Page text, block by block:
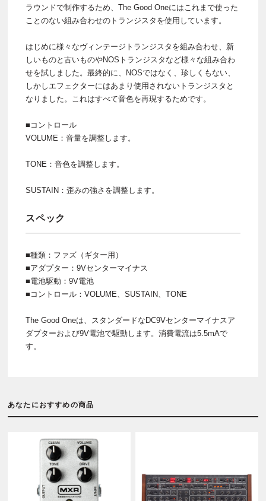
ラウンドで制作するため、The Good Oneにはこれまで使った
ことのない組み合わせのトランジスタを使用しています。
はじめに様々なヴィンテージトランジスタを組み合わせ、新
しいものと古いものやNOSトランジスタなど様々な組み合わ
せを試しました。最終的に、NOSではなく、珍しくもない、
しかしエフェクターにはあまり使用されないトランジスタと
なりました。これはすべて音色を再現するためです。
■コントロール
VOLUME：音量を調整します。
TONE：音色を調整します。
SUSTAIN：歪みの強さを調整します。
スペック
■種類：ファズ（ギター用）
■アダプター：9Vセンターマイナス
■電池駆動：9V電池
■コントロール：VOLUME、SUSTAIN、TONE
The Good Oneは、スタンダードなDC9Vセンターマイナスア
ダプターおよび9V電池で駆動します。消費電流は5.5mAで
す。
あなたにおすすめの商品